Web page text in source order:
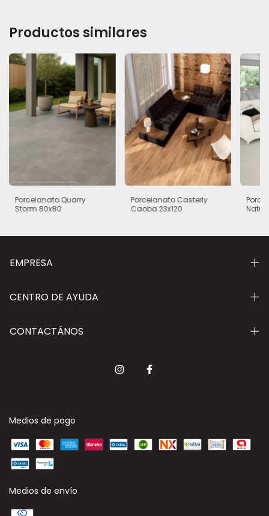
Productos similares
Porcelanato Quarry
Storm 80x80
Porcelanato Casterly
Caoba 23x120
EMPRESA
CENTRO DE AYUDA
CONTACTÁNOS
Medios de pago
Medios de envío